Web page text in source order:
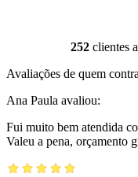
252clientes
Avaliações de quem
Ana Paula avaliou:
Fui muito bem atendida
Valeu a pena, orçamento